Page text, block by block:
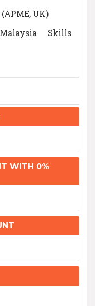
UK)
Skills
WITH 0%